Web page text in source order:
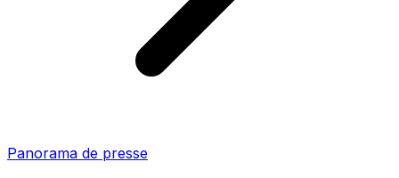
Panorama de presse